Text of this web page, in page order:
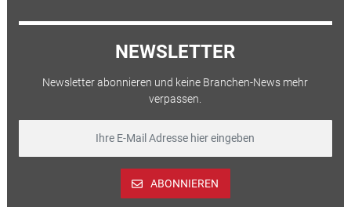
NEWSLETTER
Newsletter abonnieren und keine Branchen-News mehr
verpassen.
ABONNIEREN